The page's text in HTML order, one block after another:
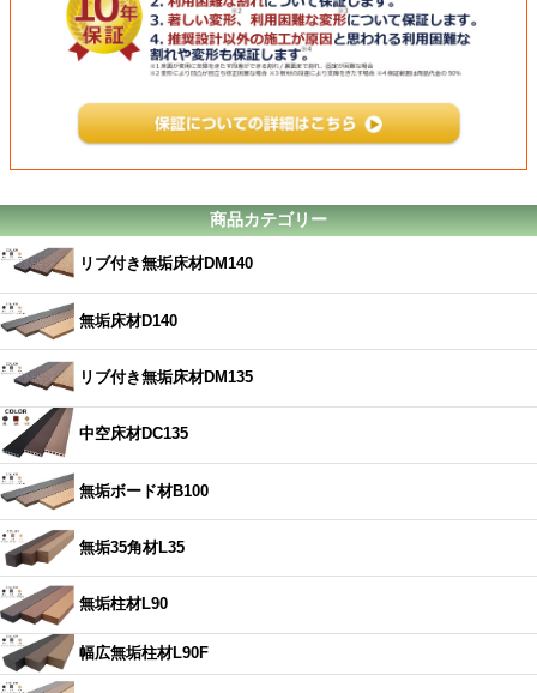
商品カテゴリー
リブ付き無垢床材DM140
無垢床材D140
リブ付き無垢床材DM135
中空床材DC135
無垢ボード材B100
無垢35角材L35
無垢柱材L90
幅広無垢柱材L90F